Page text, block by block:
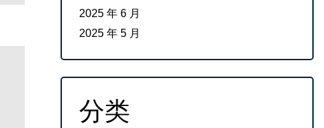
2025 年 6 月
2025 年 5 月
分类